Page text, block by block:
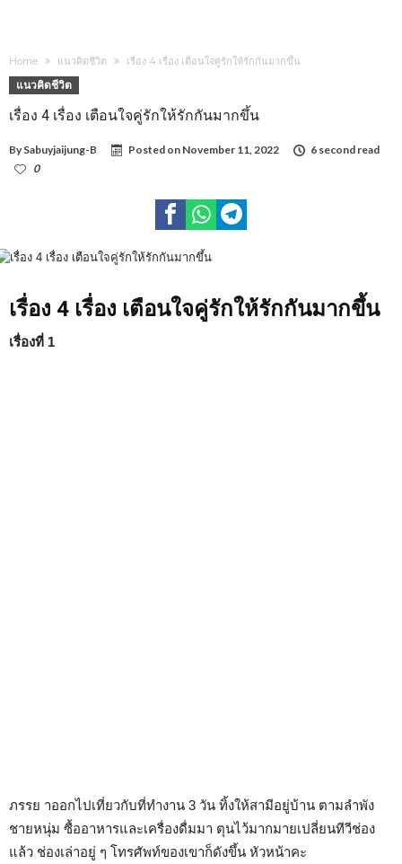
Home แนวคิดชีวิต เรื่อง 4 เรื่อง เตือนใจคู่รักให้รักกันมากขึ้น
แนวคิดชีวิต
เรื่อง 4 เรื่อง เตือนใจคู่รักให้รักกันมากขึ้น
By Sabuyjaijung-B Posted on November 11, 2022
6 second read
0
เรื่อง 4 เรื่อง เตือนใจคู่รักให้รักกันมากขึ้น
เรื่องที่ 1
ภรรย าออกไปเที่ยวกับที่ทำงาน 3 วัน ทิ้งให้สามีอยู่บ้าน ตามลำพัง
ชายหนุ่ม ซื้ออาหารและเครื่องดื่มมา ตุนไว้มากมายเปลี่ยนทีวีช่อง
แล้ว ช่องเล่าอยู่ ๆ โทรศัพท์ของเขาก็ดังขึ้น หัวหน้าคะ